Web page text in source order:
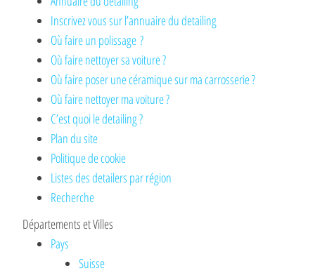
Inscrivez vous sur l’annuaire du detailing
Où faire un polissage ?
Où faire nettoyer sa voiture ?
Où faire poser une céramique sur ma carrosserie ?
Où faire nettoyer ma voiture ?
C’est quoi le detailing ?
Plan du site
Politique de cookie
Listes des detailers par région
Recherche
Départements et Villes
Pays
Suisse